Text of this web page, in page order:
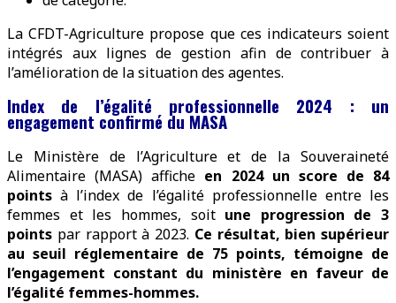
La CFDT-Agriculture propose que ces indicateurs soient
intégrés aux lignes de gestion afin de contribuer à
l’amélioration de la situation des agentes.
Index de l’égalité professionnelle 2024 : un
engagement confirmé du MASA
Le Ministère de l’Agriculture et de la Souveraineté
Alimentaire (MASA) affiche en 2024 un score de 84
points à l’index de l’égalité professionnelle entre les
femmes et les hommes, soit une progression de 3
points par rapport à 2023. Ce résultat, bien supérieur
au seuil réglementaire de 75 points, témoigne de
l’engagement constant du ministère en faveur de
l’égalité femmes-hommes.